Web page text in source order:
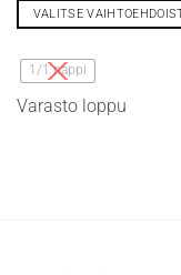
VALITSE
tuotteella
on
useampi
1/1 nappi
Varasto loppu